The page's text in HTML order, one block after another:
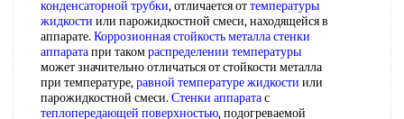
конденсаторной трубки, отличается оттемпературы
жидкости или парожидкостной смеси, находящейся в
аппарате. Коррозионная стойкость металластенки
аппаратапри такомраспределении температуры
может значительно отличаться от стойкости металла
при температуре,равной температуре жидкости или
парожидкостной смеси. Стенки аппаратас
теплопередающей поверхностью, подогреваемой